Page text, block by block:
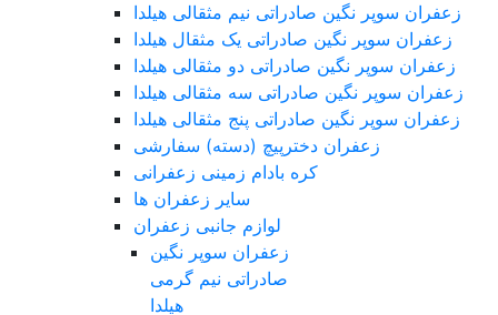
زعفران سوپر نگین صادراتی نیم مثقالی هیلدا
زعفران سوپر نگین صادراتی یک مثقال هیلدا
زعفران سوپر نگین صادراتی دو مثقالی هیلدا
زعفران سوپر نگین صادراتی سه مثقالی هیلدا
زعفران سوپر نگین صادراتی پنج مثقالی هیلدا
زعفران دخترپیچ (دسته) سفارشی
کره بادام زمینی زعفرانی
سایر زعفران ها
لوازم جانبی زعفران
زعفران سوپر نگین
صادراتی نیم گرمی
هیلدا